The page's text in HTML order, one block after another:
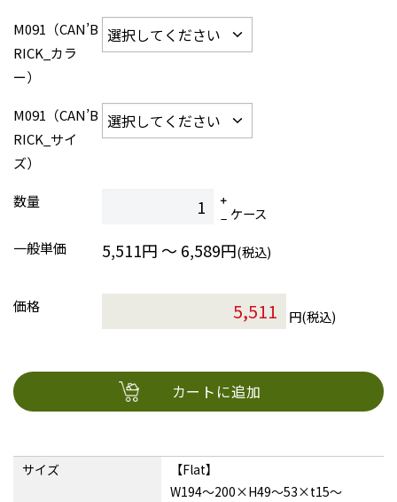
M091（CAN’B
RICK_カラ
ー）
M091（CAN’B
RICK_サイ
ズ）
数量
ケース
一般単価
5,511円 ～ 6,589円(税込)
価格
円(税込)
カートに追加
サイズ
【Flat】
W194〜200×H49〜53×t15〜